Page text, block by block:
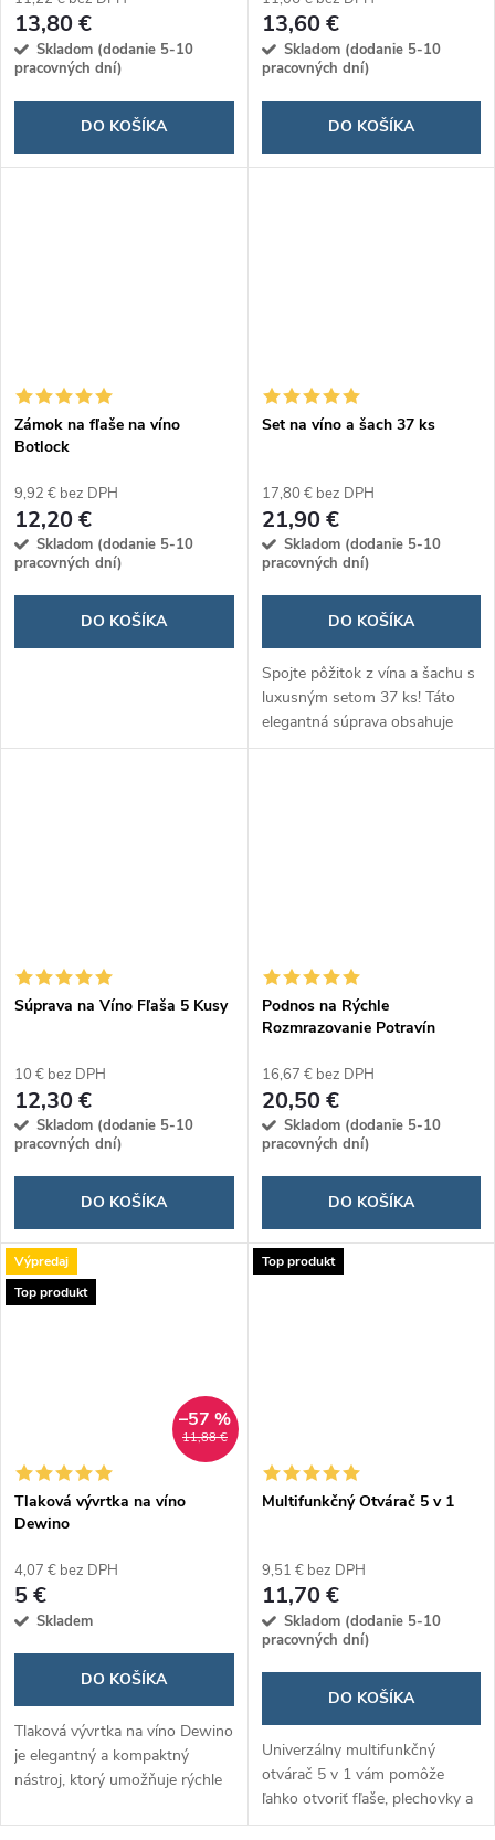
13,80 €
Skladom (dodanie 5-10
pracovných dní)
DO KOŠÍKA
13,60 €
Skladom (dodanie 5-10
pracovných dní)
DO KOŠÍKA
Zámok na fľaše na víno
Botlock
9,92 € bez DPH
12,20 €
Skladom (dodanie 5-10
pracovných dní)
DO KOŠÍKA
Set na víno a šach 37 ks
17,80 € bez DPH
21,90 €
Skladom (dodanie 5-10
pracovných dní)
DO KOŠÍKA
Spojte pôžitok z vína a šachu s
luxusným setom 37 ks! Táto
elegantná súprava obsahuje
všetko potrebné pre milovníkov
Súprava na Víno Fľaša 5 Kusy
10 € bez DPH
12,30 €
Skladom (dodanie 5-10
pracovných dní)
DO KOŠÍKA
Podnos na Rýchle
Rozmrazovanie Potravín
16,67 € bez DPH
20,50 €
Skladom (dodanie 5-10
pracovných dní)
DO KOŠÍKA
Výpredaj
Top produkt
11,88 €
–57 %
Tlaková vývrtka na víno
Dewino
4,07 € bez DPH
5 €
Skladem
DO KOŠÍKA
Tlaková vývrtka na víno Dewino
je elegantný a kompaktný
nástroj, ktorý umožňuje rýchle
rizika poškodenia korku. Jej
Top produkt
Multifunkčný Otvárač 5 v 1
9,51 € bez DPH
11,70 €
Skladom (dodanie 5-10
pracovných dní)
DO KOŠÍKA
Univerzálny multifunkčný
otvárač 5 v 1 vám pomôže
ľahko otvoriť fľaše, plechovky a
uzávery bez námahy.